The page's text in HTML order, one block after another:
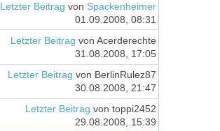
Letzter Beitrag von Spackenheimer
01.09.2008, 08:31
Letzter Beitrag von Acerderechte
31.08.2008, 17:05
Letzter Beitrag von BerlinRulez87
30.08.2008, 21:47
Letzter Beitrag von toppi2452
29.08.2008, 15:39